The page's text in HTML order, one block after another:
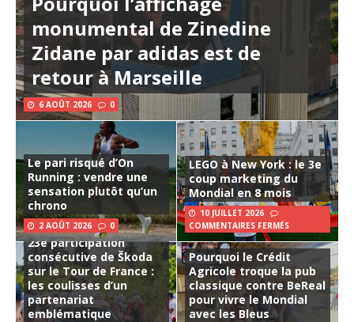
monumental de Zinedine
Zidane par adidas est de
retour à Marseille
6 AOÛT 2026 0
Le pari risqué d’On
Running : vendre une
sensation plutôt qu’un
chrono
2 AOÛT 2026 0
LEGO à New York : le 3e
coup marketing du
Mondial en 8 mois
10 JUILLET 2026
COMMENTAIRES FERMÉS
23e participation
consécutive de Škoda
sur le Tour de France :
les coulisses d’un
partenariat
emblématique
Pourquoi le Crédit
Agricole troque la pub
classique contre BeReal
pour vivre le Mondial
avec les Bleus